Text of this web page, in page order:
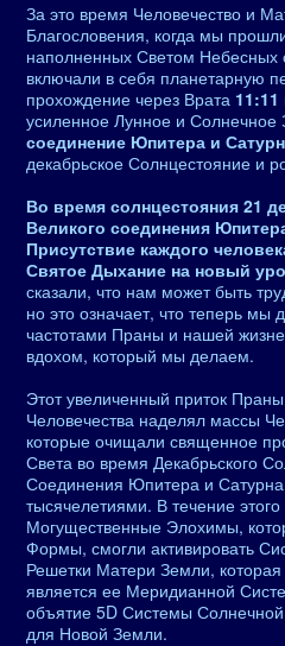
За это время Человечество и
Благословения, когда мы
наполненных Светом Небесных
включали в себя планетарную
прохождение через Врата 11:11
усиленное Лунное и Солнечное
соединение Юпитера и
декабрьское Солнцестояние и
Во время солнцестояния 21
Великого соединения
Присутствие каждого
Святое Дыхание на новый
сказали, что нам может быть
но это означает, что теперь
частотами Праны и нашей
вдохом, который мы делаем.
Этот увеличенный приток
Человечества наделял массы
которые очищали священное
Света во время Декабрьского
Соединения Юпитера и
тысячелетиями. В течение
Могущественные Элохимы,
Формы, смогли активировать
Решетки Матери Земли,
является ее Меридианной
объятие 5D Системы
для Новой Земли.